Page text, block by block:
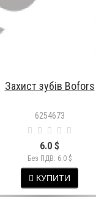
Захист зубів Bofors
6254673
6.0 $
Без ПДВ: 6.0 $
КУПИТИ